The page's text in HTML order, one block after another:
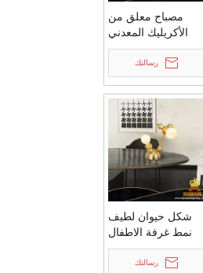
مصباح معلق من
الأكريليك المعدني
لتزيين غرفة النوم
المؤقتة (KIZ-67P)رسالتك
شكل حيوان لطيف
نمط غرفة الاطفال
الديكور مصباح طاولة
معدني (MT21341-2-
رسالتك